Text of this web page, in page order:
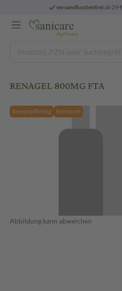
versandkostenfreiab 29
RENAGEL 800MG FTA
Rezeptpflichtig Reimport
Abbildung kann abweichen